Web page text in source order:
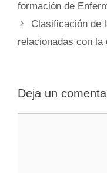
formación de
Clasificación de
relacionadas con la
Deja un